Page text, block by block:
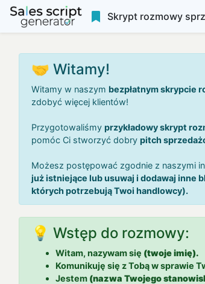
Skrypt rozmowy
🤝 Witamy!
Witamy w naszym bezpłatnym skrypcie
zdobyć więcej klientów!
Przygotowaliśmy przykładowy skrypt
pomóc Ci stworzyć dobry pitch
Możesz postępować zgodnie z naszymi
już istniejące lub usuwaj i dodawaj inne
których potrzebują Twoi handlowcy).
💡 Wstęp do rozmowy:
Witam, nazywam się (twoje imię).
Komunikuję się z Tobą w sprawie
Jestem (nazwa Twojego